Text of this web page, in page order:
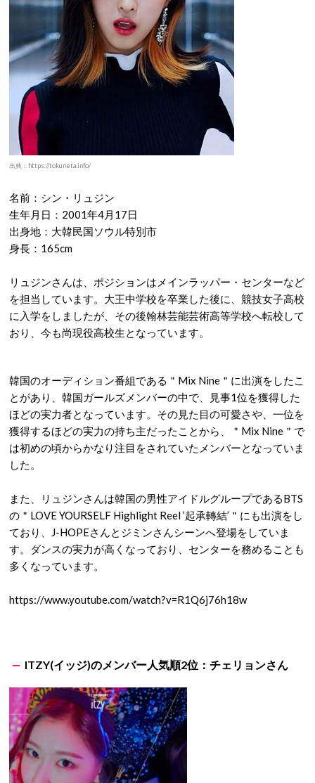
出典：https://tokuneta.info/
名前：シン・リュジン
生年月日：2001年4月17日
出身地：大韓民国ソウル特別市
身長：165cm
リュジンさんは、ポジションはメインラッパー・センターなど
を担当しています。大王中学校を卒業した後に、競技女子高校
に入学をしましたが、その後翰林芸能芸術高等学校へ転校して
おり、今も尚現役高校生となっています。
韓国のオーディション番組である＂Mix Nine＂に出演をしたこ
とがあり、韓国ガールズメンバーの中で、見事1位を獲得した
ほどの実力者となっています。その見た目の可愛さや、一位を
獲得するほどの実力の持ち主だったことから、＂Mix Nine＂で
は初めの頃からかなり注目をされていたメンバーとなっていま
した。
また、リュジンさんは韓国の男性アイドルグループであるBTS
の＂LOVE YOURSELF Highlight Reel ’起承轉結’＂にも出演をし
ており、J-HOPEさんとジミンさんシーンへ登場をしていま
す。ダンスの実力が高くなっており、センターを務めることも
多くなっています。
https://www.youtube.com/watch?v=R1Q6j76h18w
ITZY(イッジ)のメンバー人気順2位：チェリョンさん